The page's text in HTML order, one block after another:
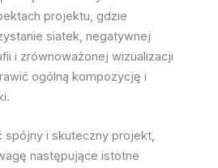
projektu, gdzie
siatek, negatywnej
i zrównoważonej wizualizacji
ogólną kompozycję i
spójny i skuteczny projekt,
następujące istotne